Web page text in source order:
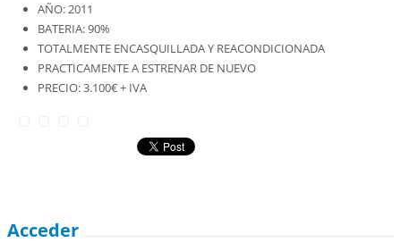
AÑO: 2011
BATERIA: 90%
TOTALMENTE ENCASQUILLADA Y REACONDICIONADA
PRACTICAMENTE A ESTRENAR DE NUEVO
PRECIO: 3.100€ + IVA
Acceder